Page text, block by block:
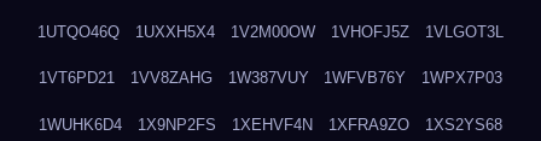
1UTQO46Q 1UXXH5X4 1V2M00OW 1VHOFJ5Z 1VLGOT3L
1VT6PD21 1VV8ZAHG 1W387VUY 1WFVB76Y 1WPX7P03
1WUHK6D4 1X9NP2FS 1XEHVF4N 1XFRA9ZO 1XS2YS68